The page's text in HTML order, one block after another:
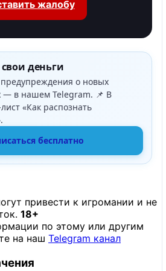
жалобу
деньги
о новых
— в нашем Telegram. 📌 В
«Как распознать
бесплатно
привести к игромании и не
18+
по этому или другим
на наш Telegram канал